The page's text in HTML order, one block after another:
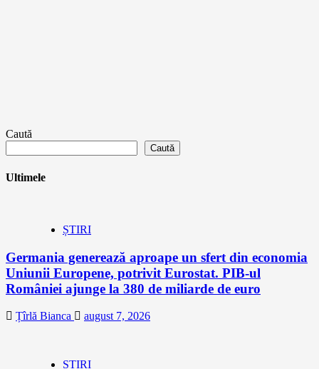
Caută
Caută
Ultimele
ȘTIRI
Germania generează aproape un sfert din economia
Uniunii Europene, potrivit Eurostat. PIB-ul
României ajunge la 380 de miliarde de euro
Țîrlă Bianca august 7, 2026
ȘTIRI